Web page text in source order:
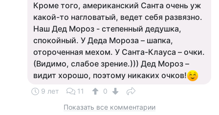
Кроме того, американский Санта очень уж
какой-то нагловатый, ведет себя развязно.
Наш Дед Мороз - степенный дедушка,
спокойный. У Деда Мороза – шапка,
отороченная мехом. У Санта-Клауса – очки.
(Видимо, слабое зрение.))) Дед Мороз –
видит хорошо, поэтому никаких очков!
9 лет 11
0
Показать все комментарии